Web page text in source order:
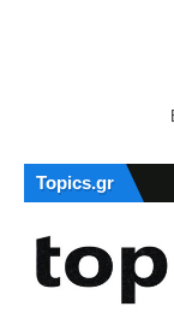
Topics.gr